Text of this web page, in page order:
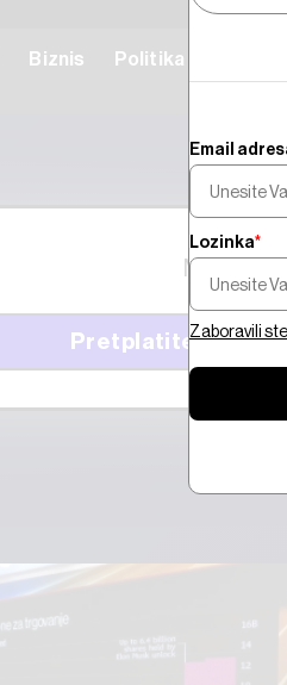
Biznis Politika
Morate
Pretplatite se
Email
Lozinka*
Zaboravili